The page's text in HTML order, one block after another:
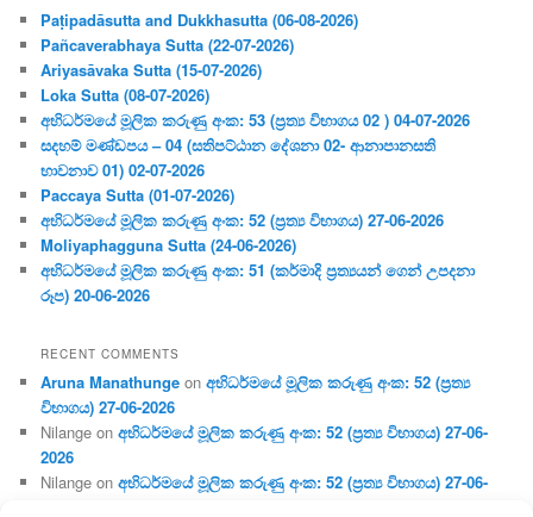
Paṭipadāsutta and Dukkhasutta (06-08-2026)
Pañcaverabhaya Sutta (22-07-2026)
Ariyasāvaka Sutta (15-07-2026)
Loka Sutta (08-07-2026)
අභිධර්මයේ මූලික කරුණු අංක: 53 (ප්‍ර‍ත්‍ය විභාගය 02 ) 04-07-2026
සදහම් මණ්ඩපය – 04 (සතිපට්ඨාන දේශනා 02- ආනාපානසති
භාවනාව 01) 02-07-2026
Paccaya Sutta (01-07-2026)
අභිධර්මයේ මූලික කරුණු අංක: 52 (ප්‍ර‍ත්‍ය විභාගය) 27-06-2026
Moliyaphagguna Sutta (24-06-2026)
අභිධර්මයේ මූලික කරුණු අංක: 51 (කර්මාදි ප්‍ර‍ත්‍යයන් ගෙන් උපදනා
රූප) 20-06-2026
RECENT COMMENTS
Aruna Manathunge onඅභිධර්මයේ මූලික කරුණු අංක: 52 (ප්‍ර‍ත්‍ය
විභාගය) 27-06-2026
Nilange onඅභිධර්මයේ මූලික කරුණු අංක: 52 (ප්‍ර‍ත්‍ය විභාගය) 27-06-
2026
Nilange onඅභිධර්මයේ මූලික කරුණු අංක: 52 (ප්‍ර‍ත්‍ය විභාගය) 27-06-